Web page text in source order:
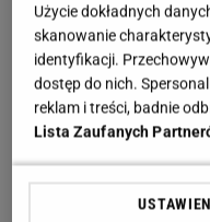
fot. Born2be
Użycie dokładnych
skanowanie
identyfikacji.
dostęp do nich.
reklam i treści, badnie
Lista Zaufanych